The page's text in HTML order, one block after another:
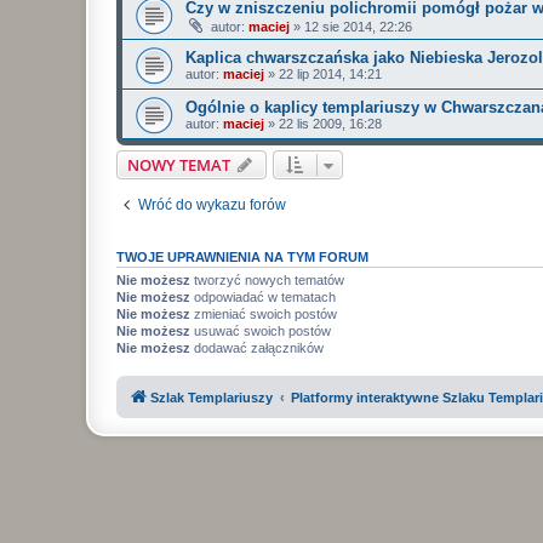
Czy w zniszczeniu polichromii pomógł pożar
autor: maciej » 12 sie 2014, 22:26
Kaplica chwarszczańska jako Niebieska
autor: maciej » 22 lip 2014, 14:21
Ogólnie o kaplicy templariuszy w
autor: maciej » 22 lis 2009, 16:28
NOWY TEMAT
Wróć do wykazu forów
TWOJE UPRAWNIENIA NA TYM FORUM
Nie możesz tworzyć nowych tematów
Nie możesz odpowiadać w tematach
Nie możesz zmieniać swoich postów
Nie możesz usuwać swoich postów
Nie możesz dodawać załączników
Szlak Templariuszy Platformy interaktywne Szlaku